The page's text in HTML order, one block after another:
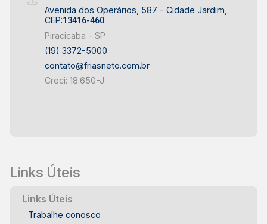
conveniências - Região com mobilidade facilitada
para diversos pontos de Piracicaba IDEAL PARA -
Casais em busca do primeiro imóvel - Pequenas
famílias - Profissionais que trabalham em
Piracicaba - Pessoas que valorizam praticidade e
conforto - Quem procura um imóvel novo no bairro
Piracicaba. Frias Neto Consultoria de Imóveis, mais
de 37 anos no mercado imobiliário de Piracicaba.
Agende sua visita.
Avenida dos Operários, 587 - Cidade Jardim,
CEP:13416-460
Piracicaba - SP
(19) 3372-5000
contato@friasneto.com.br
Creci: 18.650-J
Links Úteis
Links Úteis
Trabalhe conosco